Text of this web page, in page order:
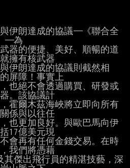
伊朗達成的協議——《聯合全
——為
器的便捷、美好、順暢的道
擁有核武器
伊朗達成的協議則截然相
屏障！事實上
也絕不會透過購買、研發或
。該協議計
霍爾木茲海峽將立即向所有
係與以往任
也更加良好。與歐巴馬向伊
17億美元現
會再有任何金錢交易。在時
我們將憑藉
其傑出飛行員的精湛技藝，深